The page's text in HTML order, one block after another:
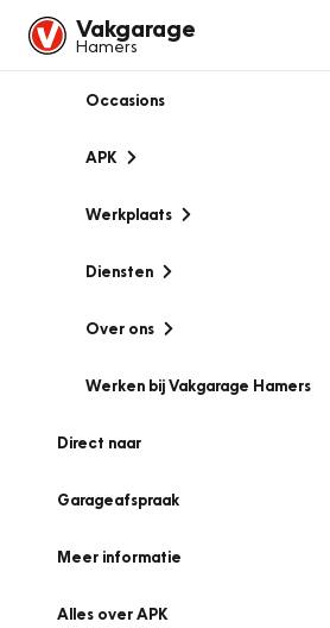
Vakgarage
Hamers
Occasions
APK
Werkplaats
Diensten
Over ons
Werken bij Vakgarage Hamers
Direct naar
Garageafspraak
Meer informatie
Alles over APK